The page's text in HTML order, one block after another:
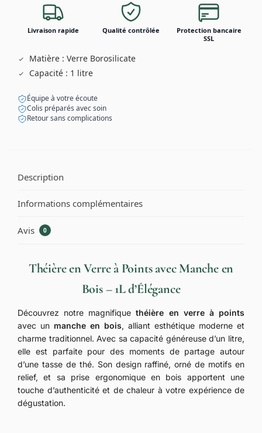
Livraison rapide Qualité contrôlée
Protection bancaire
SSL
Matière : Verre Borosilicate
Capacité : 1 litre
Équipe à votre écoute
Colis préparés avec soin
Retour sans complications
Description
Informations complémentaires
Avis 0
Théière en Verre à Points avec Manche en
Bois – 1L d’Élégance
Découvrez notre magnifiquethéière en verre à points
avec un manche en bois, alliant esthétique moderne et
charme traditionnel. Avec sa capacité généreuse d’un litre,
elle est parfaite pour des moments de partage autour
d’une tasse de thé. Son design raffiné, orné de motifs en
relief, et sa prise ergonomique en bois apportent une
touche d’authenticité et de chaleur à votre expérience de
dégustation.